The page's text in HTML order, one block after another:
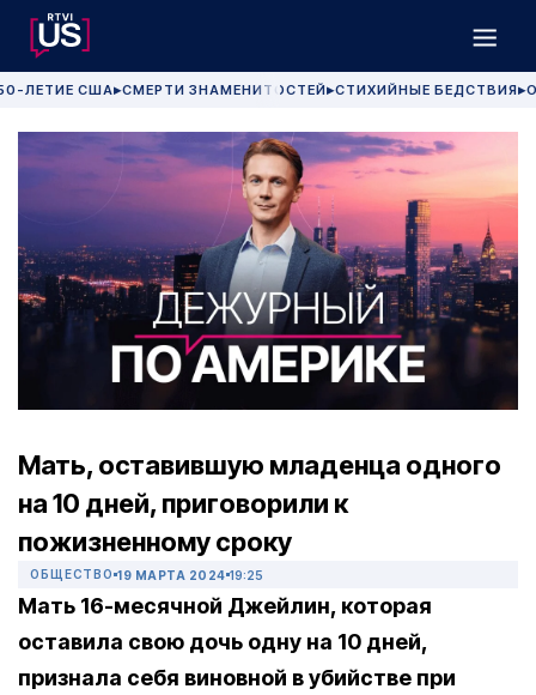
ЛЕТИЕ США▶СМЕРТИ ЗНАМЕНИТОСТЕЙ▶СТИХИЙНЫЕ БЕДСТВИЯ▶
Мать, оставившую младенца одного
на 10 дней, приговорили к
пожизненному сроку
ОБЩЕСТВО 19 МАРТА 2024 19:25
Мать 16-месячной Джейлин, которая
оставила свою дочь одну на 10 дней,
признала себя виновной в убийстве при